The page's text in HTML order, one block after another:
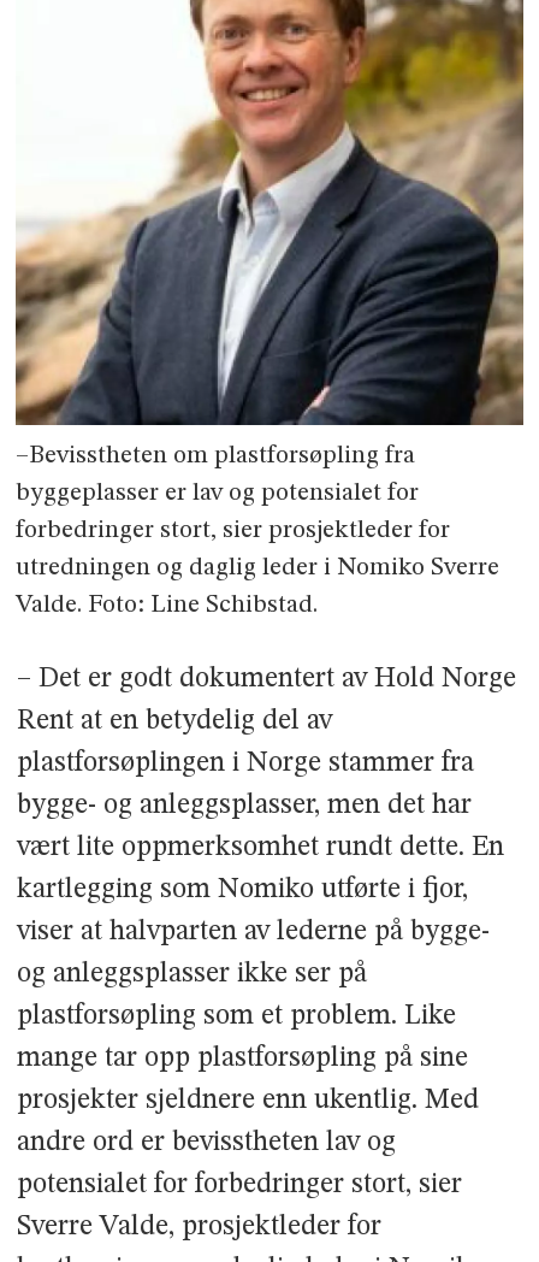
–Bevisstheten om plastforsøpling fra
byggeplasser er lav og potensialet for
forbedringer stort, sier prosjektleder for
utredningen og daglig leder i Nomiko Sverre
Valde. Foto: Line Schibstad.
– Det er godt dokumentert av Hold Norge
Rent at en betydelig del av
plastforsøplingen i Norge stammer fra
bygge- og anleggsplasser, men det har
vært lite oppmerksomhet rundt dette. En
kartlegging som Nomiko utførte i fjor,
viser at halvparten av lederne på bygge-
og anleggsplasser ikke ser på
plastforsøpling som et problem. Like
mange tar opp plastforsøpling på sine
prosjekter sjeldnere enn ukentlig. Med
andre ord er bevisstheten lav og
potensialet for forbedringer stort, sier
Sverre Valde, prosjektleder for